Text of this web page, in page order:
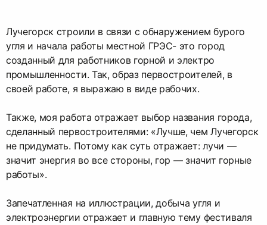
Лучегорск строили в связи с обнаружением бурого
угля и начала работы местной ГРЭС- это город
созданный для работников горной и электро
промышленности. Так, образ первостроителей, в
своей работе, я выражаю в виде рабочих.
Также, моя работа отражает выбор названия города,
сделанный первостроителями: «Лучше, чем Лучегорск
не придумать. Потому как суть отражает: лучи —
значит энергия во все стороны, гор — значит горные
работы».
Запечатленная на иллюстрации, добыча угля и
электроэнергии отражает и главную тему фестиваля